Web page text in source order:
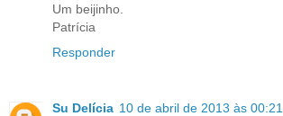
Um beijinho.
Patrícia
Responder
Su Delícia 10 de abril de 2013 às 00:21